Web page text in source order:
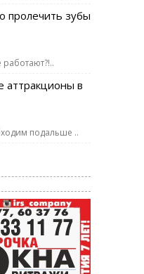
пролечить зубы
аттракционы в
подальше ..